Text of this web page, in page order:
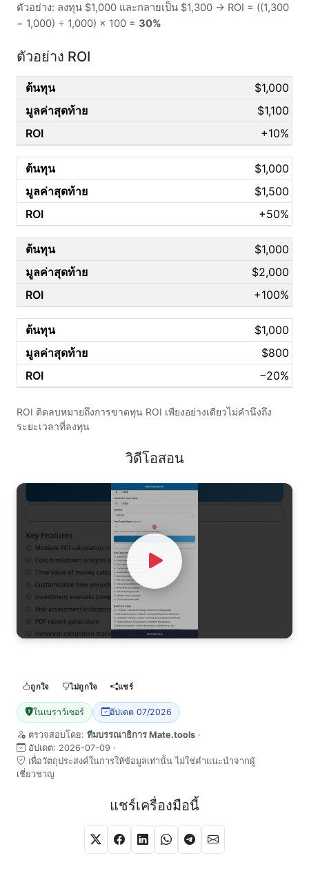
ตัวอย่าง: ลงทุน $1,000 และกลายเป็น $1,300 → ROI = ((1,300
− 1,000) ÷ 1,000) × 100 = 30%
ตัวอย่าง ROI
$1,000
$1,100
+10%
$1,000
$1,500
+50%
$1,000
$2,000
+100%
$1,000
$800
−20%
ROI ติดลบหมายถึงการขาดทุน ROI เพียงอย่างเดียวไม่คำนึงถึง
ระยะเวลาที่ลงทุน
วิดีโอสอน
Watch Video
ถูกใจ ไม่ถูกใจ แชร์
ในเบราว์เซอร์ อัปเดต 07/2026
ตรวจสอบโดย: ทีมบรรณาธิการ Mate.tools ·
อัปเดต: 2026-07-09 ·
เพื่อวัตถุประสงค์ในการให้ข้อมูลเท่านั้น ไม่ใช่คำแนะนำจากผู้
เชี่ยวชาญ
แชร์เครื่องมือนี้